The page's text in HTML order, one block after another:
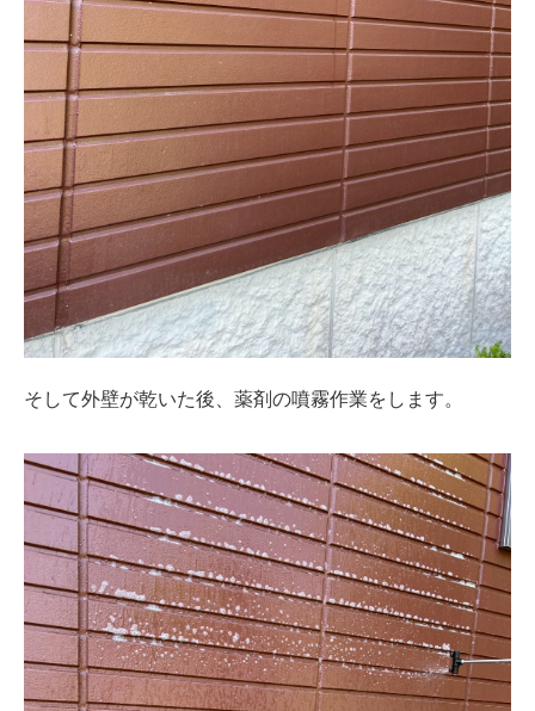
そして外壁が乾いた後、薬剤の噴霧作業をします。